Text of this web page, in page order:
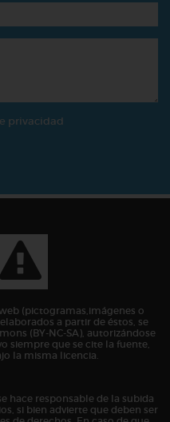
privacidad
(pictogramas,imágenes o
a partir de éstos, se
(BY-NC-SA), autorizándose
siempre que se cite la fuente,
la misma licencia.
hace responsable de la subida
si bien advierte que deben ser